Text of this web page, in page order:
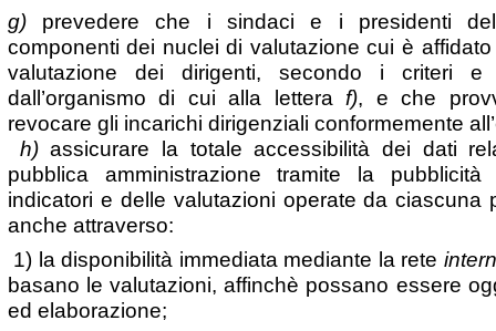
g)prevedere che i sindaci e i presidenti
componenti dei nuclei di valutazione cui è
valutazione dei dirigenti, secondo i criteri e
dall’organismo di cui alla lettera f), e che
revocare gli incarichi dirigenziali conformemente
h)assicurare la totale accessibilità dei dati
pubblica amministrazione tramite la
indicatori e delle valutazioni operate da ciascuna
anche attraverso:
1) la disponibilità immediata mediante la rete
basano le valutazioni, affinchè possano essere
ed elaborazione;